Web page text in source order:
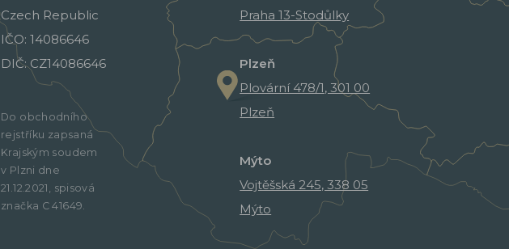
Czech Republic
IČO: 14086646
DIČ: CZ14086646
Do obchodního
rejstříku zapsaná
Krajským soudem
v Plzni dne
21.12.2021, spisová
značka C 41649.
Praha 13-Stodůlky
Plzeň
Plovární 478/1, 301 00
Plzeň
Mýto
Vojtěšská 245, 338 05
Mýto